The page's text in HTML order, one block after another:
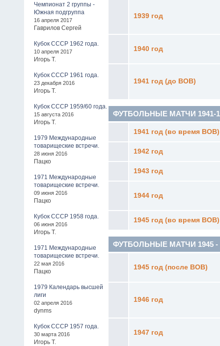
Чемпионат 2 группы -
Южная подгруппа
16 апреля 2017
Гаврилов Сергей
Кубок СССР 1962 года.
10 апреля 2017
Игорь Т.
Кубок СССР 1961 года.
23 декабря 2016
Игорь Т.
Кубок СССР 1959/60 года.
15 августа 2016
Игорь Т.
1979 Международные
товарищеские встречи.
28 июня 2016
Пацко
1971 Международные
товарищеские встречи.
09 июня 2016
Пацко
Кубок СССР 1958 года.
06 июня 2016
Игорь Т.
1971 Международные
товарищеские встречи.
22 мая 2016
Пацко
1979 Календарь высшей
лиги
02 апреля 2016
dynms
Кубок СССР 1957 года.
30 марта 2016
Игорь Т.
1939 год
1940 год
1941 год (до ВОВ)
ФУТБОЛЬНЫЕ МАТЧИ 1941-
1941 год (во время ВОВ)
1942 год
1943 год
1944 год
1945 год (во время ВОВ)
ФУТБОЛЬНЫЕ МАТЧИ 1945 -
1945 год (после ВОВ)
1946 год
1947 год